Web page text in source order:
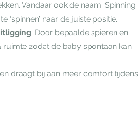
Vandaar ook de naam ‘Spinning
naar de juiste positie.
. Door bepaalde spieren en
ruimte zodat de baby spontaan kan
draagt bij aan meer comfort tijdens